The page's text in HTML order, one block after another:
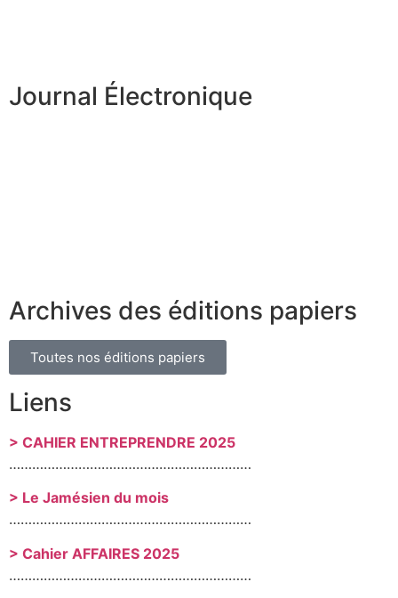
Journal Électronique
Archives des éditions papiers
Toutes nos éditions papiers
Liens
> CAHIER ENTREPRENDRE 2025
………………………………………………………
> Le Jamésien du mois
………………………………………………………
> Cahier AFFAIRES 2025
………………………………………………………